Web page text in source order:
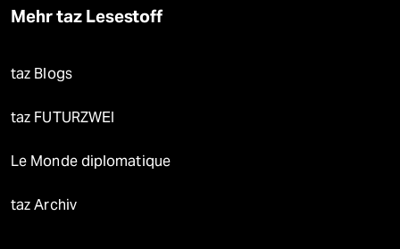
Mehr taz Lesestoff
taz Blogs
taz FUTURZWEI
Le Monde diplomatique
taz Archiv